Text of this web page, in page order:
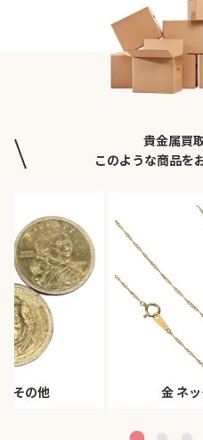
貴金属買
このような商品を
その他 金 ネ